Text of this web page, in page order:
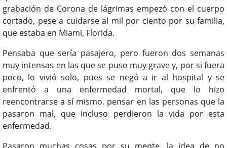
grabación de Corona de lágrimas empezó con el cuerpo
cortado, pese a cuidarse al mil por ciento por su familia,
que estaba en Miami, Florida.
Pensaba que sería pasajero, pero fueron dos semanas
muy intensas en las que se puso muy grave y, por si fuera
poco, lo vivió solo, pues se negó a ir al hospital y se
enfrentó a una enfermedad mortal, que lo hizo
reencontrarse a sí mismo, pensar en las personas que la
pasaron mal, que incluso perdieron la vida por esta
enfermedad.